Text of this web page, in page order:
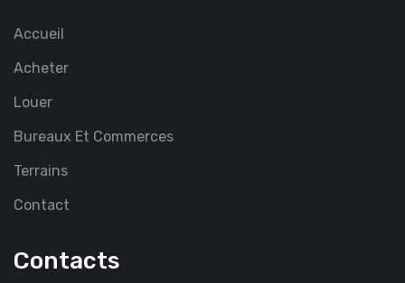
Accueil
Acheter
Louer
Bureaux Et Commerces
Terrains
Contact
Contacts